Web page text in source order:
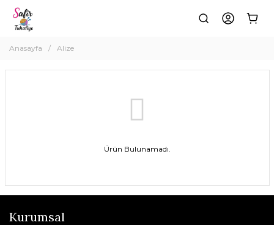
Anasayfa Alize
Ürün Bulunamadı.
Kurumsal